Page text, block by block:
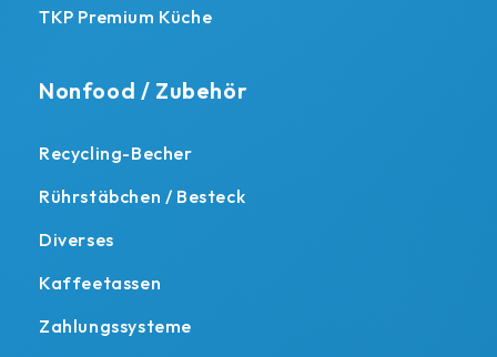
TKP Premium Küche
Nonfood / Zubehör
Recycling-Becher
Rührstäbchen / Besteck
Diverses
Kaffeetassen
Zahlungssysteme